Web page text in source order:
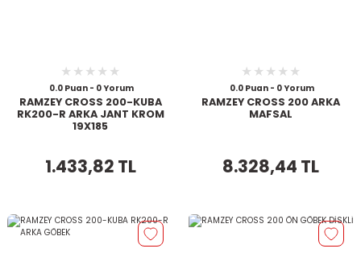
0.0 Puan - 0 Yorum
RAMZEY CROSS 200-KUBA
RK200-R ARKA JANT KROM
19X185
1.433,82 TL
0.0 Puan - 0 Yorum
RAMZEY CROSS 200 ARKA
MAFSAL
8.328,44 TL